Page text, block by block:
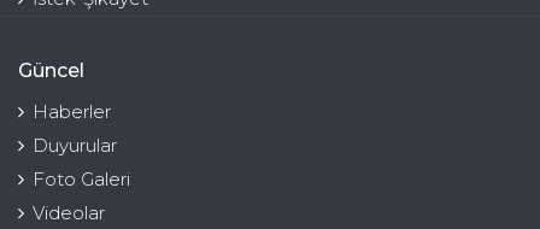
Güncel
Haberler
Duyurular
Foto Galeri
Videolar